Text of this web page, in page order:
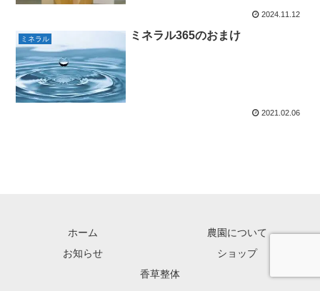
2024.11.12
ミネラル ミネラル365のおまけ
2021.02.06
ホーム
農園について
お知らせ
ショップ
香草整体